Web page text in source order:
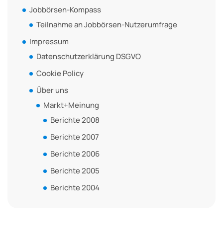
Jobbörsen-Kompass
Teilnahme an Jobbörsen-Nutzerumfrage
Impressum
Datenschutzerklärung DSGVO
Cookie Policy
Über uns
Markt+Meinung
Berichte 2008
Berichte 2007
Berichte 2006
Berichte 2005
Berichte 2004